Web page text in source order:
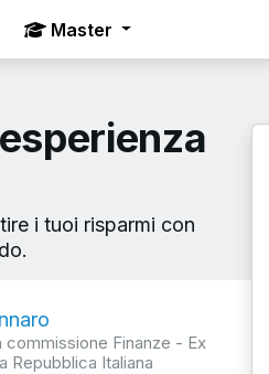
Master
i tuoi risparmi con
commissione Finanze - Ex
Repubblica Italiana